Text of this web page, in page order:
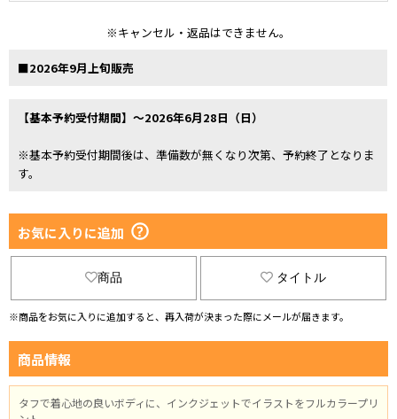
※キャンセル・返品はできません。
■2026年9月上旬販売
【基本予約受付期間】～2026年6月28日（日）
※基本予約受付期間後は、準備数が無くなり次第、予約終了となりま
す。
お気に入りに追加
商品 タイトル
※商品をお気に入りに追加すると、再入荷が決まった際にメールが届きます。
商品情報
タフで着心地の良いボディに、インクジェットでイラストをフルカラープリ